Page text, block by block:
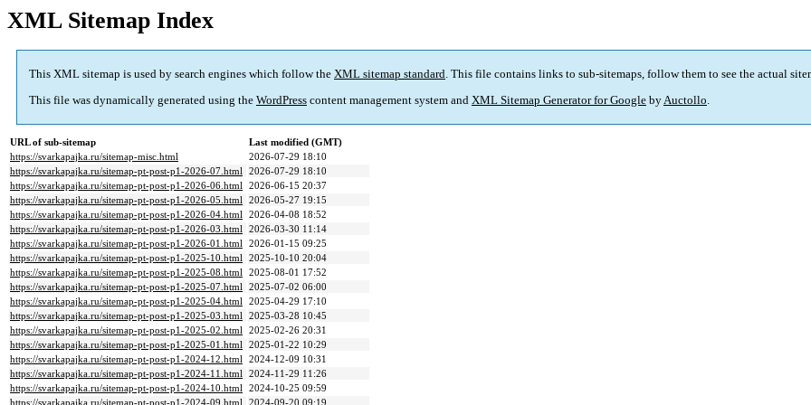
XML Sitemap Index
This XML sitemap is used by search engines which follow the XML sitemap standard. This file contains links to sub-sitemaps, follow them to see the actual
This file was dynamically generated using the WordPress content management system and XML Sitemap Generator for Google byAuctollo.
URL of sub-sitemap
Last modified (GMT)
https://svarkapajka.ru/sitemap-misc.html
2026-07-29 18:10
https://svarkapajka.ru/sitemap-pt-post-p1-2026-07.html 2026-07-29 18:10
https://svarkapajka.ru/sitemap-pt-post-p1-2026-06.html 2026-06-15 20:37
https://svarkapajka.ru/sitemap-pt-post-p1-2026-05.html 2026-05-27 19:15
https://svarkapajka.ru/sitemap-pt-post-p1-2026-04.html 2026-04-08 18:52
https://svarkapajka.ru/sitemap-pt-post-p1-2026-03.html 2026-03-30 11:14
https://svarkapajka.ru/sitemap-pt-post-p1-2026-01.html 2026-01-15 09:25
https://svarkapajka.ru/sitemap-pt-post-p1-2025-10.html 2025-10-10 20:04
https://svarkapajka.ru/sitemap-pt-post-p1-2025-08.html 2025-08-01 17:52
https://svarkapajka.ru/sitemap-pt-post-p1-2025-07.html 2025-07-02 06:00
https://svarkapajka.ru/sitemap-pt-post-p1-2025-04.html 2025-04-29 17:10
https://svarkapajka.ru/sitemap-pt-post-p1-2025-03.html 2025-03-28 10:45
https://svarkapajka.ru/sitemap-pt-post-p1-2025-02.html 2025-02-26 20:31
https://svarkapajka.ru/sitemap-pt-post-p1-2025-01.html 2025-01-22 10:29
https://svarkapajka.ru/sitemap-pt-post-p1-2024-12.html 2024-12-09 10:31
https://svarkapajka.ru/sitemap-pt-post-p1-2024-11.html 2024-11-29 11:26
https://svarkapajka.ru/sitemap-pt-post-p1-2024-10.html 2024-10-25 09:59
https://svarkapajka.ru/sitemap-pt-post-p1-2024-09.html 2024-09-20 09:19